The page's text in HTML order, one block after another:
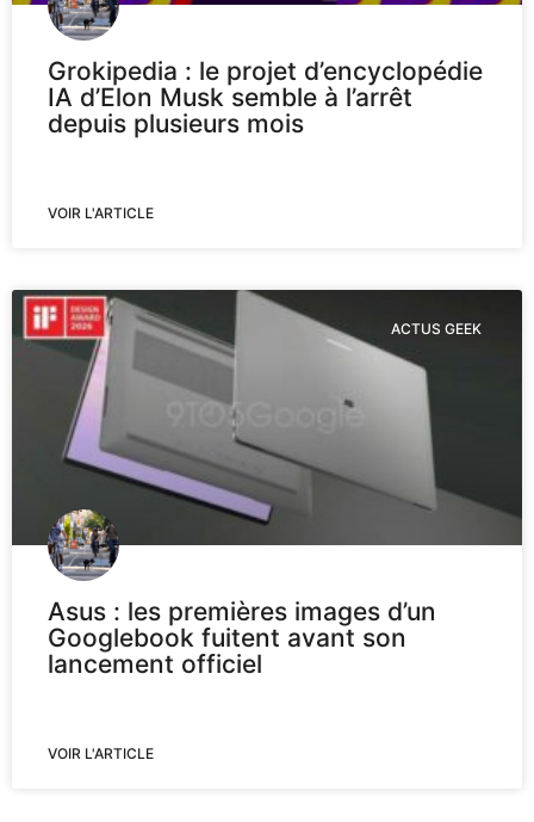
Grokipedia : le projet d’encyclopédie
IA d’Elon Musk semble à l’arrêt
depuis plusieurs mois
VOIR L'ARTICLE
ACTUS GEEK
Asus : les premières images d’un
Googlebook fuitent avant son
lancement officiel
VOIR L'ARTICLE